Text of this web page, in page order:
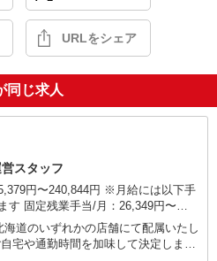
URLをシェア
同じ求人
スタッフ
〜240,844円 ※月給には以下手
す 固定残業手当/月：26,349円〜
定残業時間20時間0分/月） 超過した
残業手当は追加支給 住宅・地域手
円〜40,000円（居住地・世帯区分に
海道のいずれかの店舗にて配属いたし
宅や通勤時間を加味して決定します